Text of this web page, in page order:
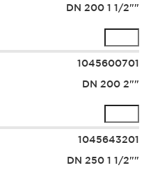
DN 200 1 1/2""
1045600701
DN 200 2""
1045643201
DN 250 1 1/2""